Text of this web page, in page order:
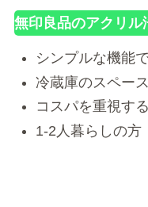
無印良品のアクリル
シンプルな機能
冷蔵庫のスペー
コスパを重視す
1-2人暮らしの方